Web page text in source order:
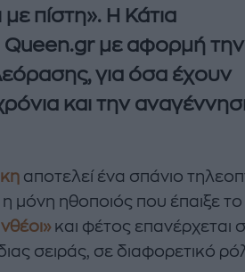
πίστη». Η Κάτια
με αφορμή την
για όσα έχουν
και την
αποτελεί ένα σπάνιο
η μόνη ηθοποιός που έπαιξε το
και φέτος επανέρχεται
σειράς, σε διαφορετικό
A STORY BY KORI
ΔΑΦΝΗ ΚΑΡΑΒΟΚΥΡΗ